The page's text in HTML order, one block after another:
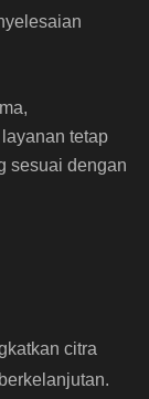
tetap
sesuai dengan
citra